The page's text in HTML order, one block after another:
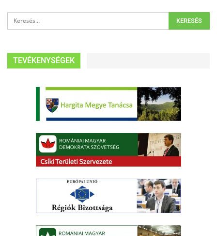
TEVÉKENYSÉGEK